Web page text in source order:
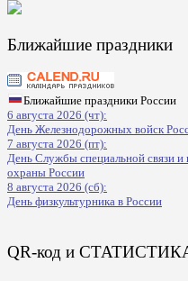
Ближайшие праздники
Ближайшие праздники России
6 августа 2026 (чт):
День Железнодорожных войск
7 августа 2026 (пт):
День Службы специальной связи
охраны России
8 августа 2026 (сб):
День физкультурника в России
QR-код и СТАТИСТИКА